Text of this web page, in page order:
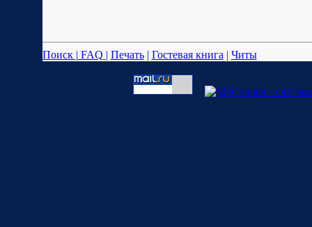
Поиск | FAQ | Печать| Гостевая книга | Читы